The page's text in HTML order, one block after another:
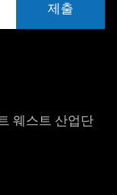
웨스트 산업단